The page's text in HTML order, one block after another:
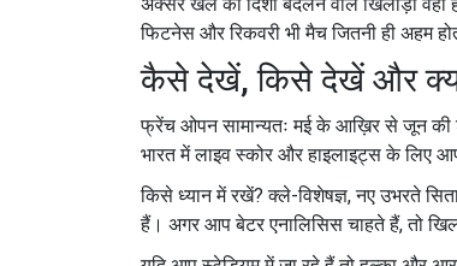
फिटनेस और रिकवरी भी मैच जितनी ही अहम
कैसे देखें, किसे देखें और
फ्रेंच ओपन सामान्यतः मई के आख़िर से जून की
भारत में लाइव स्कोर और हाइलाइट्स के लिए
किसे ध्यान में रखें? क्ले-विशेषज्ञ, नए उभरते
हैं। अगर आप बेटर एनालिसिस चाहते हैं, तो